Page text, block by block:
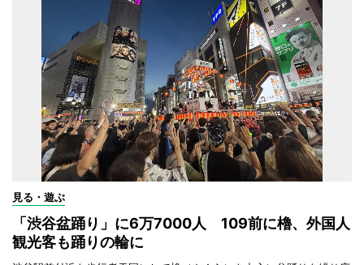
見る・遊ぶ
「渋谷盆踊り」に6万7000人 109前に櫓、外国人
観光客も踊りの輪に